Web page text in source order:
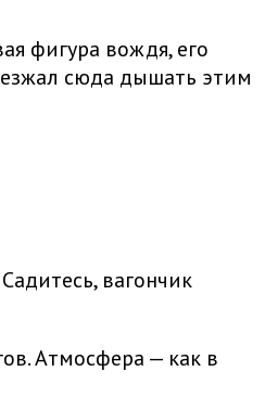
фигура вождя, его
сюда дышать этим
вагончик
Атмосфера — как в